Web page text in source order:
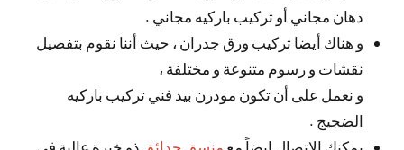
دهان مجاني أو تركيب باركيه مجاني .
و هناك أيضا تركيب ورق جدران ، حيث أننا نقوم بتفصيل
نقشات و رسوم متنوعة و مختلفة ،
و نعمل على أن تكون مودرن بيد فني تركيب باركيه
الضجيج .
يمكنك الاتصال ايضاً مع منسق حدائق ذو خبرة عالية في